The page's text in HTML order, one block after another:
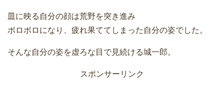
皿に映る自分の顔は荒野を突き進み
ボロボロになり、疲れ果ててしまった自分の姿でした。
そんな自分の姿を虚ろな目で見続ける城一郎。
スポンサーリンク